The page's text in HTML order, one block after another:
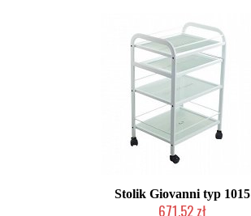
Stolik Giovanni typ 1015
671,52 zł